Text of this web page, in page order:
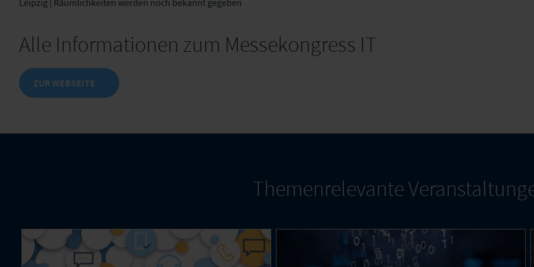
Leipzig | Räumlichkeiten werden noch bekannt gegeben
Alle Informationen zum Messekongress IT
ZUR WEBSEITE
Themenrelevante